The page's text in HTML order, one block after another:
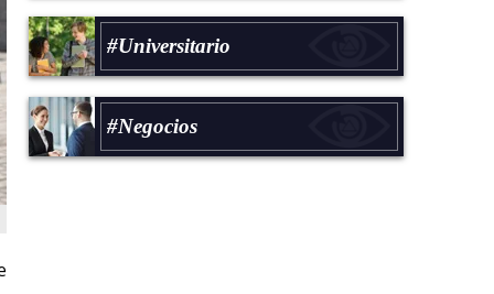
#Universitario
#Negocios